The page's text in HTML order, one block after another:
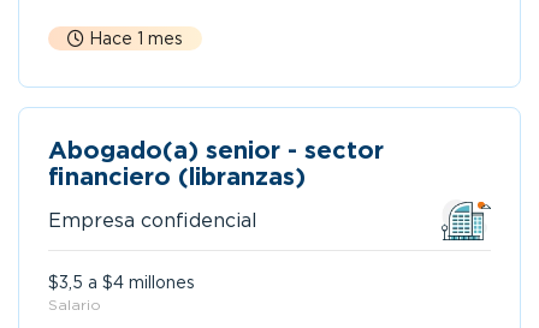
Hace 1 mes
Abogado(a) senior - sector
financiero (libranzas)
Empresa confidencial
$3,5 a $4 millones
Salario